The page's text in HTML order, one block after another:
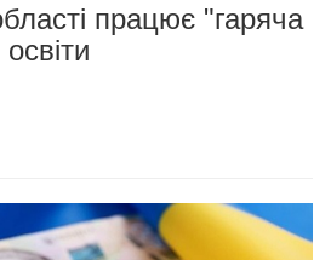
працює "гаряча